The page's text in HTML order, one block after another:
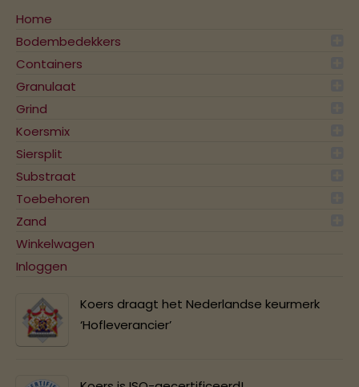
Home
Bodembedekkers
Containers
Granulaat
Grind
Koersmix
Siersplit
Substraat
Toebehoren
Zand
Winkelwagen
Inloggen
Koers draagt het Nederlandse keurmerk
‘Hofleverancier’